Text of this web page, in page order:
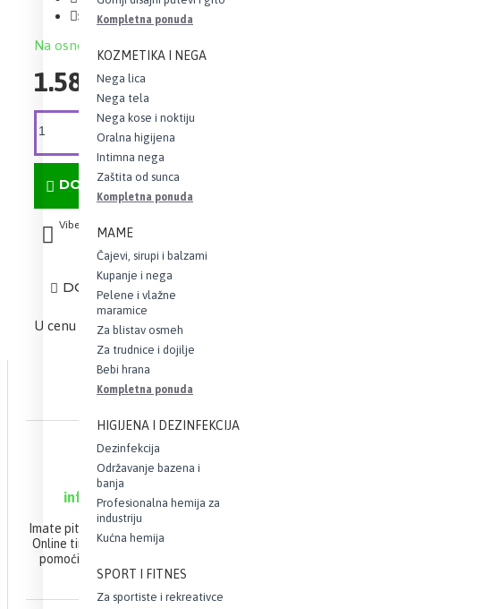
Kompletna ponuda
KOZMETIKA I NEGA
Nega lica
Nega tela
Nega kose i noktiju
Oralna higijena
Intimna nega
Zaštita od sunca
Kompletna ponuda
MAME
Čajevi, sirupi i balzami
Kupanje i nega
Pelene i vlažne
maramice
Za blistav osmeh
Za trudnice i dojilje
Bebi hrana
Kompletna ponuda
HIGIJENA I DEZINFEKCIJA
Dezinfekcija
Održavanje bazena i
banja
Profesionalna hemija za
industriju
Kućna hemija
SPORT I FITNES
Za sportiste i rekreativce
Šifra: 380409
Na osnovu 0 recenzija.
1.580,00 RSD
DODAJ U KORPU
Viber Whatsapp
DODAJ U LISTU ŽELJA
U cenu je uračunat iznos PDV-a
ONLINE PODRŠKA
063 10 21 100
info@webapoteka.rs
Imate pitanja u vezi Vaše narudžbine?
Online tim apoteke Demetra će Vam
pomoći da brzo i efikasno završite
Vašu kupovinu.